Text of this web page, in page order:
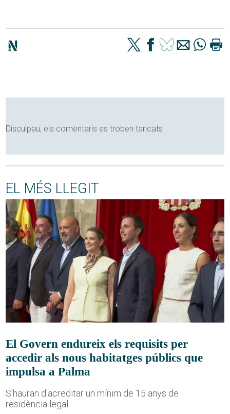
Disculpau, els comentaris es troben tancats
EL MÉS LLEGIT
El Govern endureix els requisits per
accedir als nous habitatges públics que
impulsa a Palma
S'hauran d'acreditar un mínim de 15 anys de
residència legal